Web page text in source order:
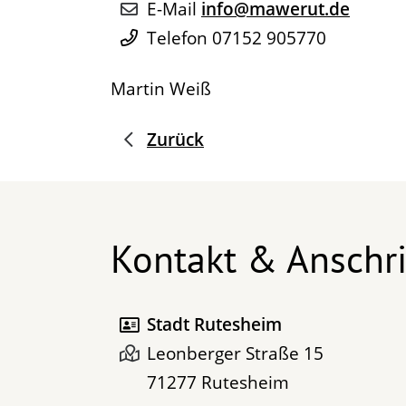
E-Mail info@mawerut.de
Telefon 07152 905770
Martin Weiß
Zurück
Kontakt &
Stadt Rutesheim
Leonberger Straße 15
71277 Rutesheim